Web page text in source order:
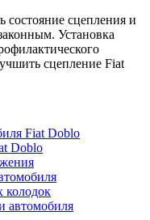
состояние сцепления и
Установка
сцепление Fiat
Fiat Doblo
Doblo
колодок
автомобиля